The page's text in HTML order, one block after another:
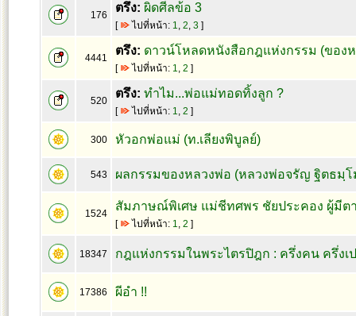
176
ตรึง: ผิดศีลข้อ 3
[ ไปที่หน้า: 1, 2, 3 ]
4441
ตรึง: ดาวน์โหลดหนังสือกฎแห่งกรรม (ของ
[ ไปที่หน้า: 1, 2 ]
520
ตรึง: ทำไม...พ่อแม่ทอดทิ้งลูก ?
[ ไปที่หน้า: 1, 2 ]
300 หัวอกพ่อแม่ (ท.เลียงพิบูลย์)
543 ผลกรรมของหลวงพ่อ (หลวงพ่อจรัญ ฐิตธมฺโ
1524
สัมภาษณ์พิเศษ แม่ชีทศพร ชัยประคอง ผู้มีต
[ ไปที่หน้า: 1, 2 ]
18347 กฎแห่งกรรมในพระไตรปิฎก : ครึ่งคน ครึ่งเ
17386 ผีอำ !!